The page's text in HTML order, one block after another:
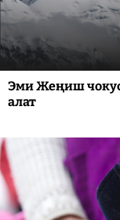
Эми Жеңиш
алат